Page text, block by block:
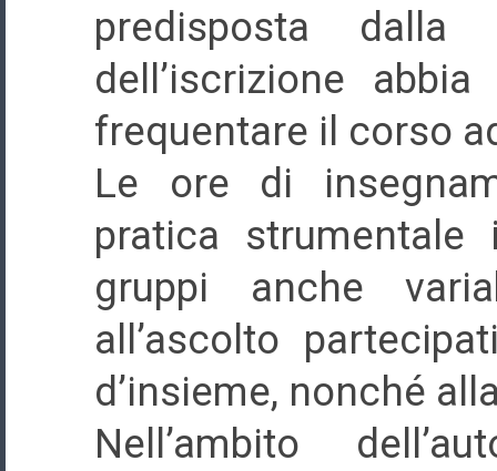
predisposta
dell’iscrizione
frequentare il corso
Le ore di
pratica
gruppi anche
all’ascolto
d’insieme, nonché
Nell’ambito